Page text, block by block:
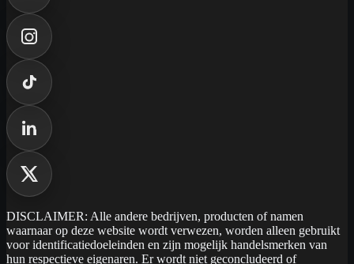
DISCLAIMER: Alle andere bedrijven, producten of namen
waarnaar op deze website wordt verwezen, worden alleen gebruikt
voor identificatiedoeleinden en zijn mogelijk handelsmerken van
hun respectieve eigenaren. Er wordt niet geconcludeerd of